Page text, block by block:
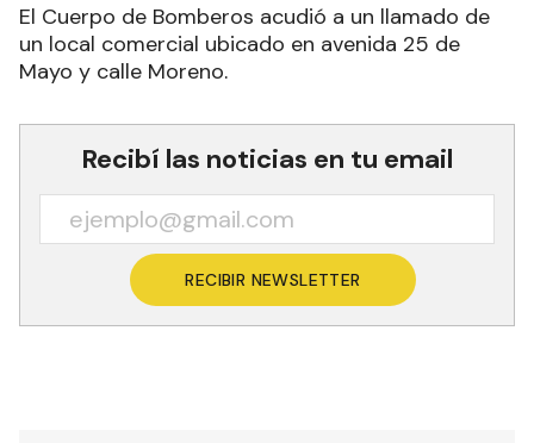
El Cuerpo de Bomberos acudió a un llamado de
un local comercial ubicado en avenida 25 de
Mayo y calle Moreno.
Recibí las noticias en tu email
RECIBIR NEWSLETTER